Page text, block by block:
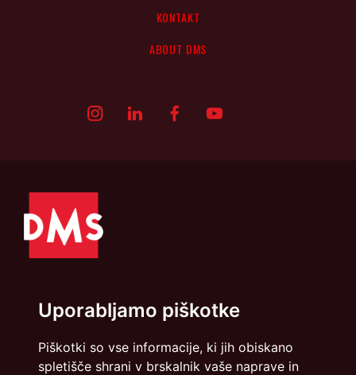
Uporabljamo piškotke
Piškotki so vse informacije, ki jih obiskano
spletišče shrani v brskalnik vaše naprave in
KONTAKT
ABOUT DMS